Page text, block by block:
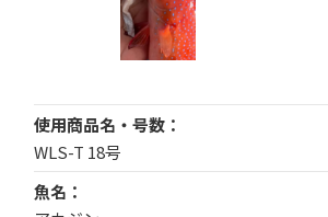
使用商品名・号数
WLS-T 18号
魚名